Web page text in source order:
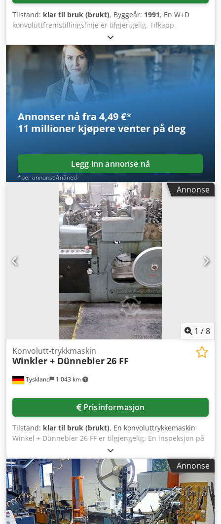
Tilstand: klar til bruk (brukt), Byggeår: 1991, En W+D
konvoluttfremstillingslinje er tilgjengelig. Tilkapp-
lengdeområde: 265 mm–653 mm, tilkapp-breddeområde:
214 mm–726 mm, maks. produksjonskapasitet: 450
stk/min, papirvektsområde: 80 g/m²–150 g/m², maks.
papirrullediameter: 1500 mm, maks. papirrullebredde: 686
mm, vindusrulle-breddeområde: 30 mm–490 mm,
vindusmateriale-kappelengdeområde: 55 mm–280 mm.
Dokumentasjon foreligger. Det er mulig med besiktigelse
Annonser nå fra 4,49 €*
11 millioner kjøpere venter på deg
Legg inn annonse nå
*per annonse/måned
Annonse
1 /8
Tyskland 1 043 km
Konvolutt-trykkmaskin
Winkler + Dünnebier26 FF
Prisinformasjon
Tilstand: klar til bruk (brukt), En konvoluttrykkemaskin
Winkel + Dünnebier 26 FF er tilgjengelig. En inspeksjon på
stedet er mulig. Dodpfjtq Hbfex Ap Dsck
Annonse